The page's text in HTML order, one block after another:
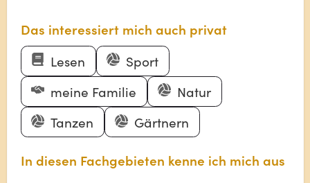
Das interessiert mich auch privat
Lesen
Sport
meine Familie
Natur
Tanzen
Gärtnern
In diesen Fachgebieten kenne ich mich aus